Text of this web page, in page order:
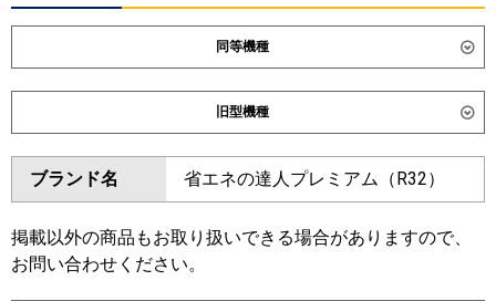
同等機種
ダイキン SSRC80DV SSRC80DNV
SSRUC80DV
東芝
GUXA08013J1XU
GUXA08013J1MUB
GUXA08013JP1MUB
旧型機種
ダイキン SSRC80CV SSRC80CNV
SSRUC80CV SSRC80BYV
SSRC80BYNV SSRUC80BYV
SSRC80BJV SSRC80BJNV
SSRJC80BJV
ブランド名 省エネの達人プレミアム（R32）
掲載以外の商品もお取り扱いできる場合がありますので、
お問い合わせください。